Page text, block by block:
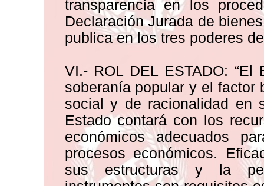
transparencia en los
Declaración Jurada de
publica en los tres poderes
VI.- ROL DEL ESTADO:
soberanía popular y el factor
social y de racionalidad en
Estado contará con los
económicos adecuados
procesos económicos.
sus estructuras y la